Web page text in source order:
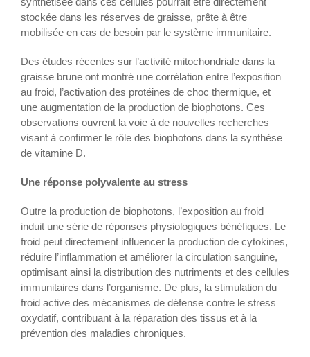
stockée dans les réserves de graisse, prête à être
mobilisée en cas de besoin par le système immunitaire.
Des études récentes sur l’activité mitochondriale dans la
graisse brune ont montré une corrélation entre l’exposition
au froid, l’activation des protéines de choc thermique, et
une augmentation de la production de biophotons. Ces
observations ouvrent la voie à de nouvelles recherches
visant à confirmer le rôle des biophotons dans la synthèse
de vitamine D.
Une réponse polyvalente au stress
Outre la production de biophotons, l’exposition au froid
induit une série de réponses physiologiques bénéfiques. Le
froid peut directement influencer la production de cytokines,
réduire l’inflammation et améliorer la circulation sanguine,
optimisant ainsi la distribution des nutriments et des cellules
immunitaires dans l’organisme. De plus, la stimulation du
froid active des mécanismes de défense contre le stress
oxydatif, contribuant à la réparation des tissus et à la
prévention des maladies chroniques.